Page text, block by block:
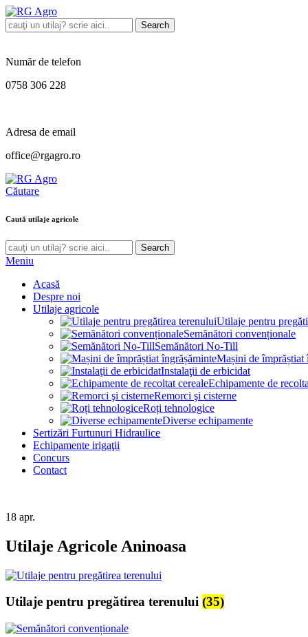
Search
Număr de telefon
0758 306 228
Adresa de email
office@rgagro.ro
Căutare
Caută utilaje agricole
Search
Meniu
Acasă
Despre noi
Utilaje agricole
Utilaje pentru
Semănători convenționale
Semănători No-Till
Mașini de împrăștiat
Instalaţii de erbicidat
Echipamente de
Remorci şi cisterne
Roți tehnologice
Diverse echipamente
Sertizări Furtunuri Hidraulice
Echipamente irigaţii
Concurs
Contact
18 apr.
Utilaje Agricole Aninoasa
Utilaje pentru pregătirea terenului (35)